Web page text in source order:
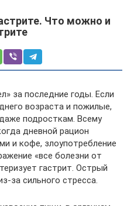
Что можно и
за последние годы. Если
возраста и пожилые,
подросткам. Всему
дневной рацион
и кофе, злоупотребление
«все болезни от
гастрит. Острый
за сильного стресса.